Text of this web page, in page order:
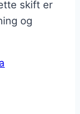
skift er
og